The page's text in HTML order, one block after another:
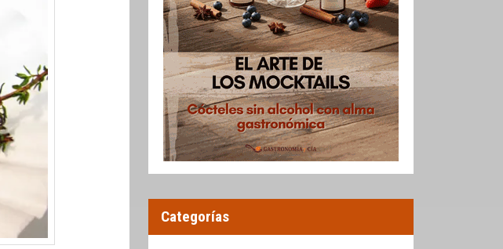
Categorías